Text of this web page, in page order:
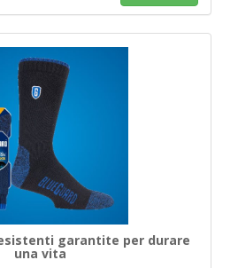
garantite per durare
una vita